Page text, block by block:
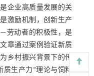
企业高质量发展的关
激励机制，创新生产
劳动者的积极性，是
章通过案例验证新质
乡村振兴背景下的传
质生产力”理论与饲料